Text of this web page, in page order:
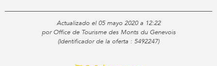
Actualizado el 05 mayo 2020 a 12:22
por Office de Tourisme des Monts du Genevois
(Identificador de la oferta : 5492247)